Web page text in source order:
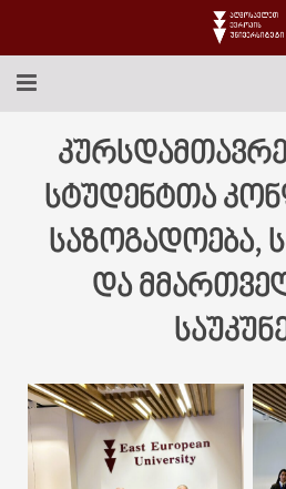
EEU-Ს ᲨᲔᲡᲐᲮᲔᲑ
ᲒᲐᲜᲐᲗᲚᲔᲑᲐ
ᲙᲕᲚᲔᲕᲐ
ᲡᲐᲔᲠᲗᲐᲨᲝᲠᲘᲡᲝ
ᲡᲢᲣᲓᲔᲜᲢᲣᲠᲘ ᲪᲮᲝᲕᲠᲔᲑᲐ
ᲙᲝᲜᲢᲐᲥᲢᲘ
სტუდენტთა
საზოგადოება,
და